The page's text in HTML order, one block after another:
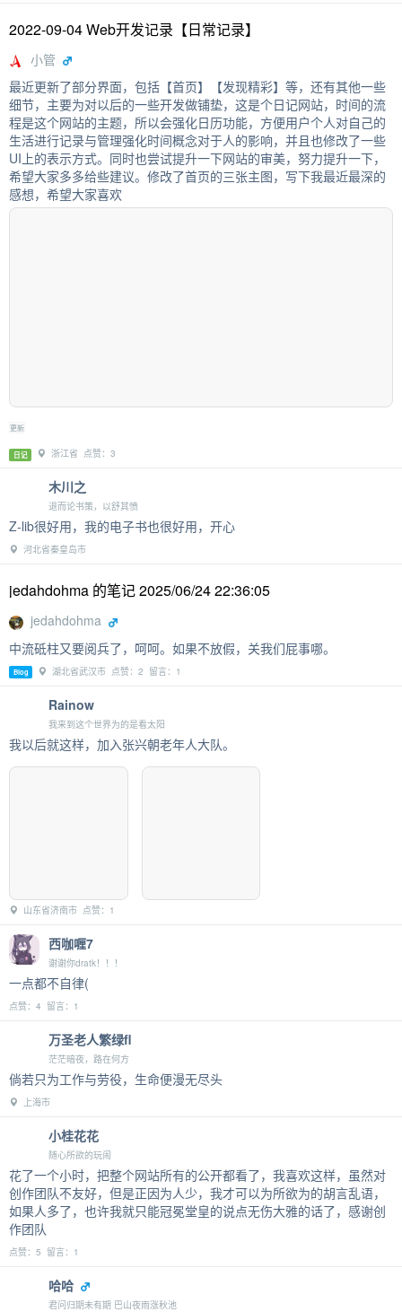
2022-09-04 Web开发记录【日常记录】
小管
最近更新了部分界面，包括【首页】【发现精彩】等，还有其他一些
细节，主要为对以后的一些开发做铺垫，这是个日记网站，时间的流
程是这个网站的主题，所以会强化日历功能，方便用户个人对自己的
生活进行记录与管理强化时间概念对于人的影响，并且也修改了一些
UI上的表示方式。同时也尝试提升一下网站的审美，努力提升一下，
希望大家多多给些建议。修改了首页的三张主图，写下我最近最深的
感想，希望大家喜欢
更新
日记 浙江省 点赞：3
木川之
退而论书策，以舒其愤
Z-lib很好用，我的电子书也很好用，开心
河北省秦皇岛市
jedahdohma 的笔记 2025/06/24 22:36:05
jedahdohma
中流砥柱又要阅兵了，呵呵。如果不放假，关我们屁事哪。
Blog 湖北省武汉市 点赞：2 留言：1
Rainow
我来到这个世界为的是看太阳
我以后就这样，加入张兴朝老年人大队。
山东省济南市 点赞：1
西咖喱7
谢谢你dratk！！！
一点都不自律(
点赞：4 留言：1
万圣老人繁绿fl
茫茫暗夜，路在何方
倘若只为工作与劳役，生命便漫无尽头
上海市
小桂花花
随心所欲的玩闹
花了一个小时，把整个网站所有的公开都看了，我喜欢这样，虽然对
创作团队不友好，但是正因为人少，我才可以为所欲为的胡言乱语，
如果人多了，也许我就只能冠冕堂皇的说点无伤大雅的话了，感谢创
作团队
点赞：5 留言：1
哈哈
君问归期未有期 巴山夜雨涨秋池